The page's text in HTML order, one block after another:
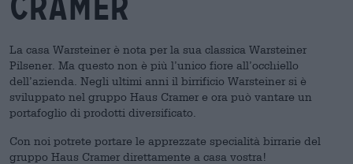
La casa Warsteiner è nota per la sua classica Warsteiner
Pilsener. Ma questo non è più l’unico fiore all’occhiello
dell’azienda. Negli ultimi anni il birrificio Warsteiner si è
sviluppato nel gruppo Haus Cramer e ora può vantare un
portafoglio di prodotti diversificato.
Con noi potrete portare le apprezzate specialità birrarie del
gruppo Haus Cramer direttamente a casa vostra!